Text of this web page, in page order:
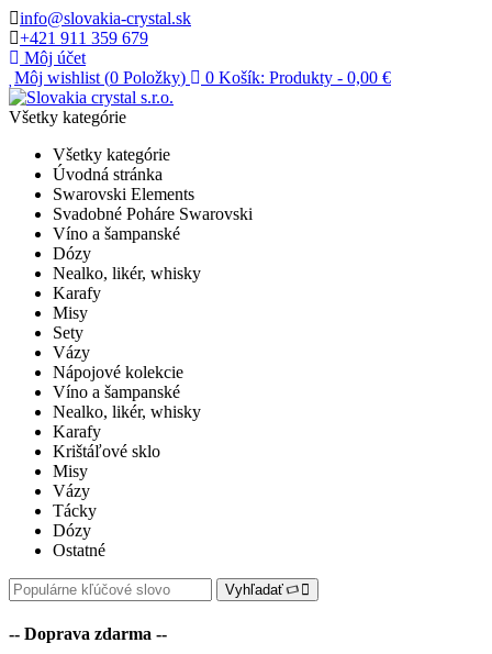
info@slovakia-crystal.sk
+421 911 359 679
Môj účet
Môj wishlist (0 Položky) 0 Košík: Produkty - 0,00 €
Všetky kategórie
Všetky kategórie
Úvodná stránka
Swarovski Elements
Svadobné Poháre Swarovski
Víno a šampanské
Dózy
Nealko, likér, whisky
Karafy
Misy
Sety
Vázy
Nápojové kolekcie
Víno a šampanské
Nealko, likér, whisky
Karafy
Krištáľové sklo
Misy
Vázy
Tácky
Dózy
Ostatné
Vyhľadať
-- Doprava zdarma --